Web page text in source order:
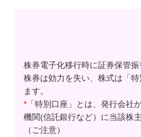
株券電子化移行時に証券保管
株券は効力を失い、株式は「特
ます。
* 「特別口座」とは、発行会社
機関(信託銀行など）に当該株
（ご注意）